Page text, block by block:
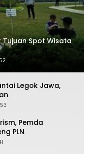
Spot Wisata
Legok Jawa,
Pemda
PLN